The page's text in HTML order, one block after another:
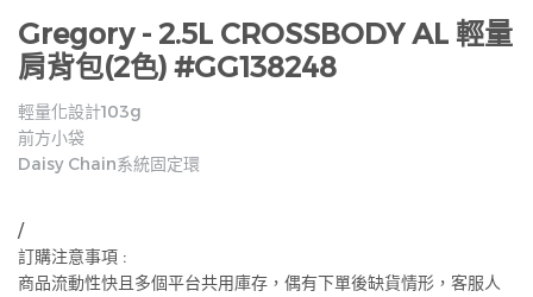
Gregory - 2.5L CROSSBODY AL 輕量
肩背包(2色) #GG138248
輕量化設計103g
前方小袋
Daisy Chain系統固定環
/
訂購注意事項 :
商品流動性快且多個平台共用庫存，偶有下單後缺貨情形，客服人